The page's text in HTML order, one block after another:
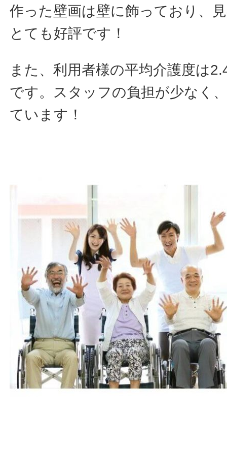
作った壁画は壁に飾っており、
とても好評です！
また、利用者様の平均介護度は
です。スタッフの負担が少なく
ています！